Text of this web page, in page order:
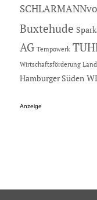
Buxtehude
AG Tempowerk
Wirtschaftsförderung
Hamburger Süden
Anzeige